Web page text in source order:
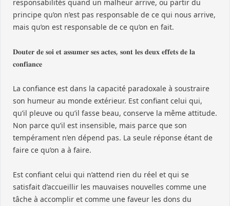
responsabilités quand un malheur arrive, ou partir du
principe qu’on n’est pas responsable de ce qui nous arrive,
mais qu’on est responsable de ce qu’on en fait.
𝐃𝐨𝐮𝐭𝐞𝐫 𝐝𝐞 𝐬𝐨𝐢 𝐞𝐭 𝐚𝐬𝐬𝐮𝐦𝐞𝐫 𝐬𝐞𝐬 𝐚𝐜𝐭𝐞𝐬, 𝐬𝐨𝐧𝐭 𝐥𝐞𝐬 𝐝𝐞𝐮𝐱 𝐞𝐟𝐟𝐞𝐭𝐬 𝐝𝐞 𝐥𝐚
𝐜𝐨𝐧𝐟𝐢𝐚𝐧𝐜𝐞
La confiance est dans la capacité paradoxale à soustraire
son humeur au monde extérieur. Est confiant celui qui,
qu’il pleuve ou qu’il fasse beau, conserve la même attitude.
Non parce qu’il est insensible, mais parce que son
tempérament n’en dépend pas. La seule réponse étant de
faire ce qu’on a à faire.
Est confiant celui qui n’attend rien du réel et qui se
satisfait d’accueillir les mauvaises nouvelles comme une
tâche à accomplir et comme une faveur les dons du